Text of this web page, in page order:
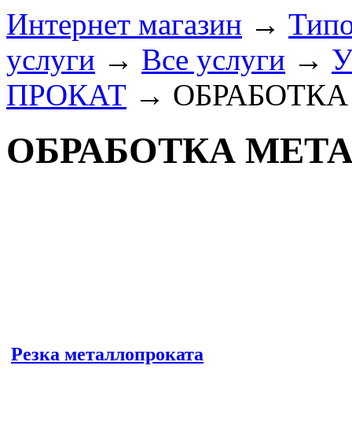
Интернет магазин →
услуги → Все услуги →
ПРОКАТ →
ОБРАБОТКА
Резка металлопроката